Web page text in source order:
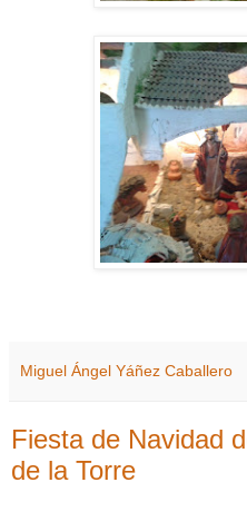
Miguel Ángel Yáñez Caballero
Fiesta de Navidad
de la Torre